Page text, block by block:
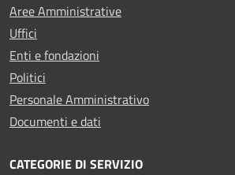
Aree Amministrative
Uffici
Enti e fondazioni
Politici
Personale Amministrativo
Documenti e dati
CATEGORIE DI SERVIZIO